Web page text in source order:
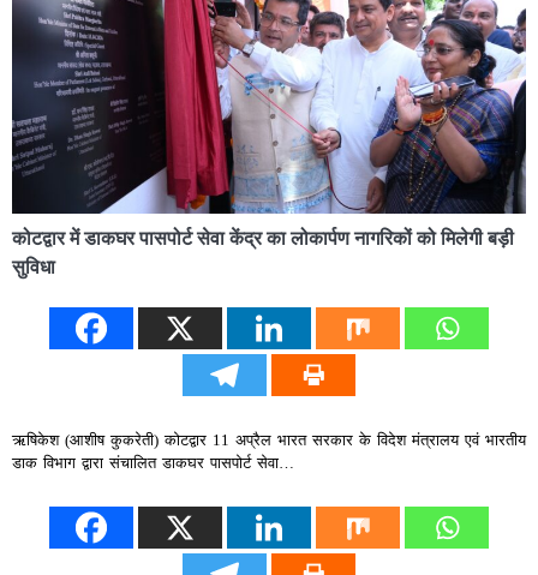
कोटद्वार में डाकघर पासपोर्ट सेवा केंद्र का लोकार्पण नागरिकों को मिलेगी बड़ी
सुविधा
ऋषिकेश (आशीष कुकरेती) कोटद्वार 11 अप्रैल भारत सरकार के विदेश मंत्रालय एवं भारतीय
डाक विभाग द्वारा संचालित डाकघर पासपोर्ट सेवा…